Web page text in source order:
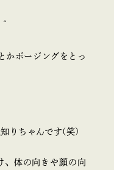
かポージングをとっ
りちゃんです(笑)
、体の向きや顔の向